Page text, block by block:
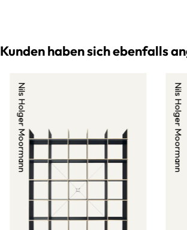
Kunden haben sich ebenfalls
Nils Holger Moormann Nils Holger Moormann